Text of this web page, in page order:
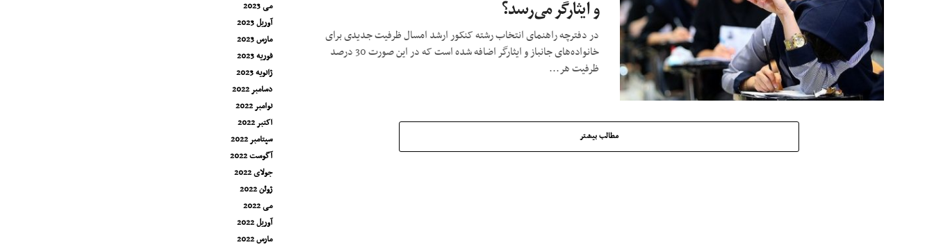
و ایثارگر می‌رسد؟
در دفترچه راهنمای انتخاب رشته کنکور ارشد امسال ظرفیت جدیدی برای
خانواده‌های جانباز و ایثارگر اضافه شده است که در این صورت 30 درصد
ظرفیت هر...
مطالب بیشتر
می 2023
آوریل 2023
مارس 2023
فوریه 2023
ژانویه 2023
دسامبر 2022
نوامبر 2022
اکتبر 2022
سپتامبر 2022
آگوست 2022
جولای 2022
ژوئن 2022
می 2022
آوریل 2022
مارس 2022